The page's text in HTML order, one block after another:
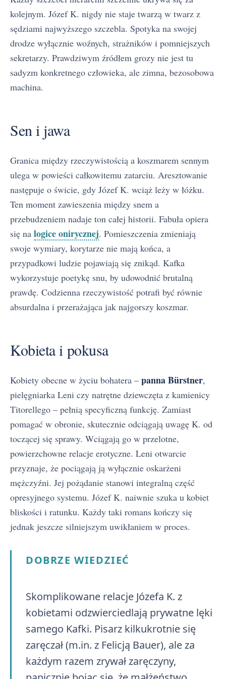
kolejnym. Józef K. nigdy nie staje twarzą w twarz z
sędziami najwyższego szczebla. Spotyka na swojej
drodze wyłącznie woźnych, strażników i pomniejszych
sekretarzy. Prawdziwym źródłem grozy nie jest tu
sadyzm konkretnego człowieka, ale zimna, bezosobowa
machina.
Sen i jawa
Granica między rzeczywistością a koszmarem sennym
ulega w powieści całkowitemu zatarciu. Aresztowanie
następuje o świcie, gdy Józef K. wciąż leży w łóżku.
Ten moment zawieszenia między snem a
przebudzeniem nadaje ton całej historii. Fabuła opiera
się na logice onirycznej. Pomieszczenia zmieniają
swoje wymiary, korytarze nie mają końca, a
przypadkowi ludzie pojawiają się znikąd. Kafka
wykorzystuje poetykę snu, by udowodnić brutalną
prawdę. Codzienna rzeczywistość potrafi być równie
absurdalna i przerażająca jak najgorszy koszmar.
Kobieta i pokusa
Kobiety obecne w życiu bohatera – panna Bürstner,
pielęgniarka Leni czy natrętne dziewczęta z kamienicy
Titorellego – pełnią specyficzną funkcję. Zamiast
pomagać w obronie, skutecznie odciągają uwagę K. od
toczącej się sprawy. Wciągają go w przelotne,
powierzchowne relacje erotyczne. Leni otwarcie
przyznaje, że pociągają ją wyłącznie oskarżeni
mężczyźni. Jej pożądanie stanowi integralną część
opresyjnego systemu. Józef K. naiwnie szuka u kobiet
bliskości i ratunku. Każdy taki romans kończy się
jednak jeszcze silniejszym uwikłaniem w proces.
DOBRZE WIEDZIEĆ
Skomplikowane relacje Józefa K. z
kobietami odzwierciedlają prywatne lęki
samego Kafki. Pisarz kilkukrotnie się
zaręczał (m.in. z Felicją Bauer), ale za
każdym razem zrywał zaręczyny,